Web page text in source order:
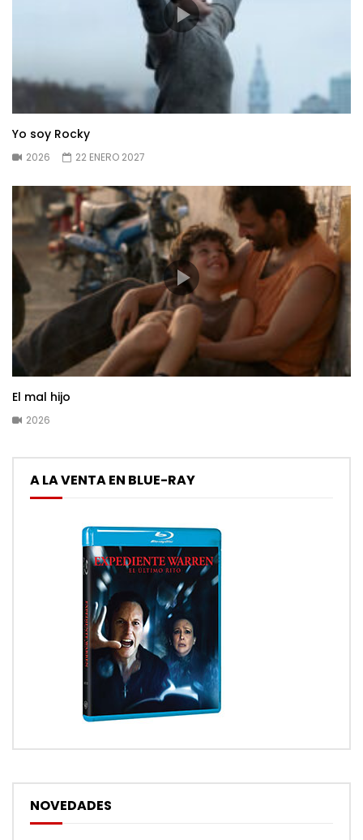
Yo soy Rocky
2026 22 ENERO 2027
El mal hijo
2026
A LA VENTA EN BLUE-RAY
NOVEDADES